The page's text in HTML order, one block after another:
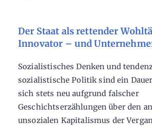
Der Staat als rettender
Innovator – und
Sozialistisches Denken und
sozialistische Politik sind ein
sich stets neu aufgrund falscher
Geschichtserzählungen über den
unsozialen Kapitalismus der